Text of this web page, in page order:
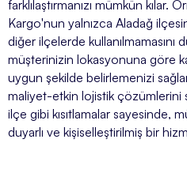
farklılaştırmanızı mümkün kılar.
Kargo'nun yalnızca Aladağ
diğer ilçelerde kullanılmamasını
müşterinizin lokasyonuna göre
uygun şekilde belirlemenizi
maliyet-etkin lojistik çözümlerini
ilçe gibi kısıtlamalar sayesinde,
duyarlı ve kişiselleştirilmiş bir